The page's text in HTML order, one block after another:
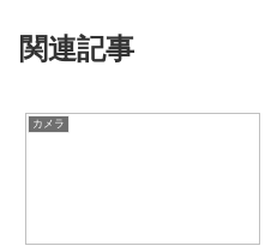
関連記事
カメラ